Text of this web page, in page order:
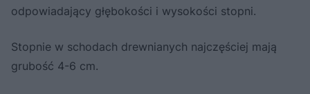
odpowiadający głębokości i wysokości stopni.
Stopnie w schodach drewnianych najczęściej mają
grubość 4-6 cm.